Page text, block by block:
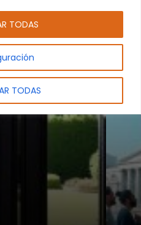
TODAS
TODAS
en Valencia.